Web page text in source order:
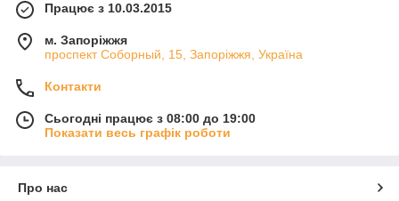
Працює з 10.03.2015
м. Запоріжжя
проспект Соборный, 15, Запоріжжя, Україна
Контакти
Сьогодні працює з 08:00 до 19:00
Показати весь графік роботи
Про нас